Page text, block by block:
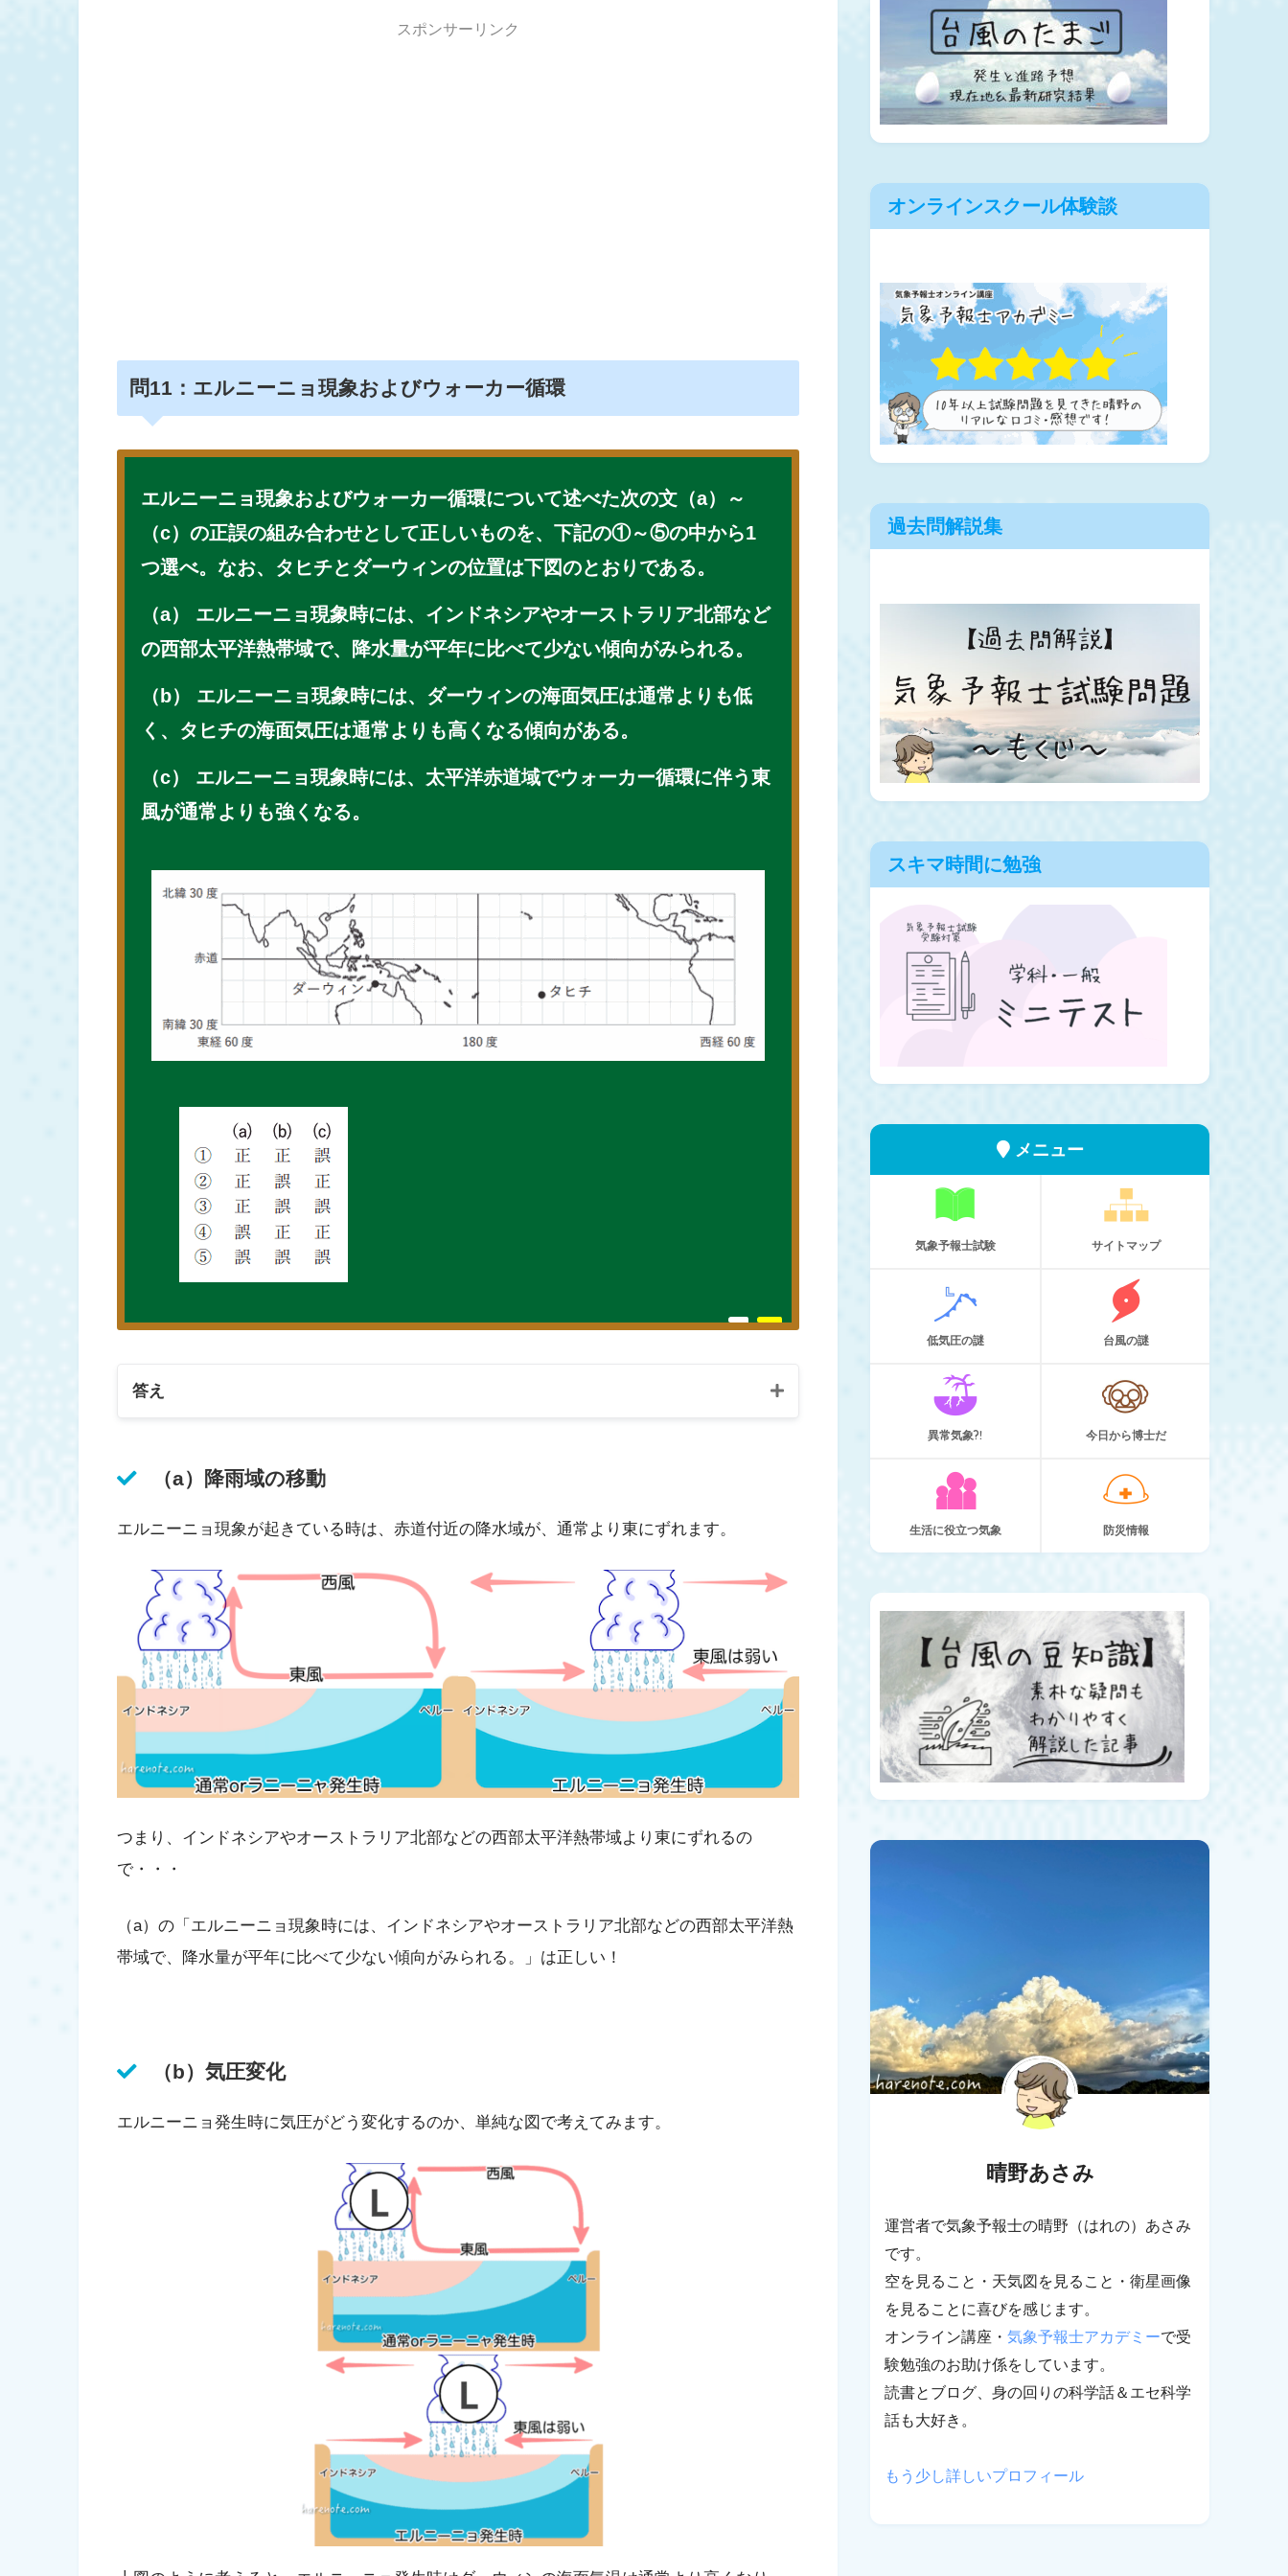
スポンサーリンク
問11：エルニーニョ現象およびウォーカー循環
エルニーニョ現象およびウォーカー循環について述べた次の文（a）～
（c）の正誤の組み合わせとして正しいものを、下記の①～⑤の中から1
つ選べ。なお、タヒチとダーウィンの位置は下図のとおりである。
（a） エルニーニョ現象時には、インドネシアやオーストラリア北部など
の西部太平洋熱帯域で、降水量が平年に比べて少ない傾向がみられる。
（b） エルニーニョ現象時には、ダーウィンの海面気圧は通常よりも低
く、タヒチの海面気圧は通常よりも高くなる傾向がある。
（c） エルニーニョ現象時には、太平洋赤道域でウォーカー循環に伴う東
風が通常よりも強くなる。
答え
（a）降雨域の移動
エルニーニョ現象が起きている時は、赤道付近の降水域が、通常より東にずれます。
つまり、インドネシアやオーストラリア北部などの西部太平洋熱帯域より東にずれるの
で・・・
（a）の「エルニーニョ現象時には、インドネシアやオーストラリア北部などの西部太平洋熱
帯域で、降水量が平年に比べて少ない傾向がみられる。」は正しい！
（b）気圧変化
エルニーニョ発生時に気圧がどう変化するのか、単純な図で考えてみます。
オンラインスクール体験談
過去問解説集
スキマ時間に勉強
メニュー
気象予報士試験 サイトマップ
低気圧の謎 台風の謎
異常気象?! 今日から博士だ
生活に役立つ気象 防災情報
晴野あさみ
運営者で気象予報士の晴野（はれの）あさみ
です。
空を見ること・天気図を見ること・衛星画像
を見ることに喜びを感じます。
オンライン講座・ 気象予報士アカデミーで受
験勉強のお助け係をしています。
読書とブログ、身の回りの科学話＆エセ科学
話も大好き。
もう少し詳しいプロフィール